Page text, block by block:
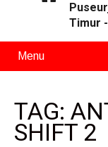
Timur
Menu
TAG:
SHIFT 2